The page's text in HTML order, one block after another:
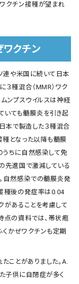
クチン接種が望まれ
クチン
連や米国に続いて日本
３種混合（MMR）ワク
ムンプスウイルスは神経
いても髄膜炎を引き起
本で製造した３種混合
となった以降も髄膜
うちに自然感染して免
先進国で激減している
自然感染での髄膜炎発
種後の発症率は0.04
があることを考慮して
点の資料では、帯状疱
くかぜワクチンも定期
ことがありました。A.
子供に自閉症が多く